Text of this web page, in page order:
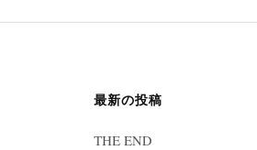
最新の投稿
THE END